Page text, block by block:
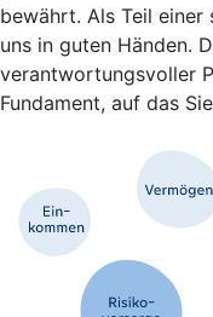
bewährt. Als Teil einer
uns in guten Händen.
verantwortungsvoller
Fundament, auf das